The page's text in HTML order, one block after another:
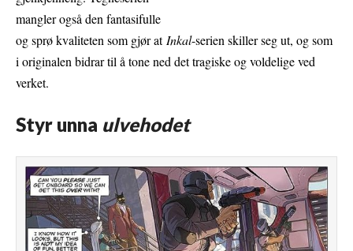
mangler også den fantasifulle
og sprø kvaliteten som gjør atInkal-serien skiller seg ut, og som
i originalen bidrar til å tone ned det tragiske og voldelige ved
verket.
Styr unna ulvehodet